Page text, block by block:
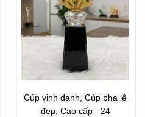
Cúp vinh danh, Cúp pha lê
đẹp, Cao cấp - 24